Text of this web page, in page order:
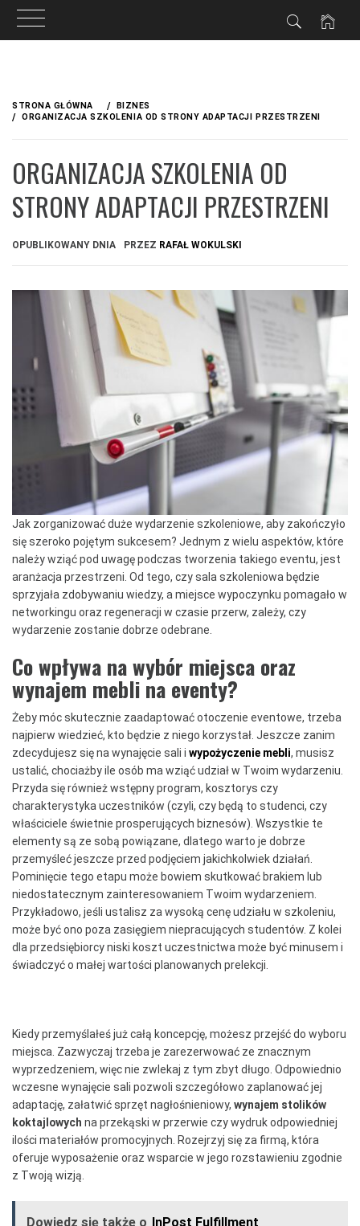
treściSTRONA GŁÓWNA
BIZNES
ORGANIZACJA SZKOLENIA OD STRONY ADAPTACJI PRZESTRZENI
ORGANIZACJA SZKOLENIA OD
STRONY ADAPTACJI PRZESTRZENI
OPUBLIKOWANY DNIA PRZEZ RAFAŁ WOKULSKI
Jak zorganizować duże wydarzenie szkoleniowe, aby zakończyło
się szeroko pojętym sukcesem? Jednym z wielu aspektów, które
należy wziąć pod uwagę podczas tworzenia takiego eventu, jest
aranżacja przestrzeni. Od tego, czy sala szkoleniowa będzie
sprzyjała zdobywaniu wiedzy, a miejsce wypoczynku pomagało w
networkingu oraz regeneracji w czasie przerw, zależy, czy
wydarzenie zostanie dobrze odebrane.
Co wpływa na wybór miejsca oraz
wynajem mebli na eventy?
Żeby móc skutecznie zaadaptować otoczenie eventowe, trzeba
najpierw wiedzieć, kto będzie z niego korzystał. Jeszcze zanim
zdecydujesz się na wynajęcie sali i wypożyczenie mebli, musisz
ustalić, chociażby ile osób ma wziąć udział w Twoim wydarzeniu.
Przyda się również wstępny program, kosztorys czy
charakterystyka uczestników (czyli, czy będą to studenci, czy
właściciele świetnie prosperujących biznesów). Wszystkie te
elementy są ze sobą powiązane, dlatego warto je dobrze
przemyśleć jeszcze przed podjęciem jakichkolwiek działań.
Pominięcie tego etapu może bowiem skutkować brakiem lub
niedostatecznym zainteresowaniem Twoim wydarzeniem.
Przykładowo, jeśli ustalisz za wysoką cenę udziału w szkoleniu,
może być ono poza zasięgiem niepracujących studentów. Z kolei
dla przedsiębiorcy niski koszt uczestnictwa może być minusem i
świadczyć o małej wartości planowanych prelekcji.
Kiedy przemyślałeś już całą koncepcję, możesz przejść do wyboru
miejsca. Zazwyczaj trzeba je zarezerwować ze znacznym
wyprzedzeniem, więc nie zwlekaj z tym zbyt długo. Odpowiednio
wczesne wynajęcie sali pozwoli szczegółowo zaplanować jej
adaptację, załatwić sprzęt nagłośnieniowy, wynajem stolików
koktajlowych na przekąski w przerwie czy wydruk odpowiedniej
ilości materiałów promocyjnych. Rozejrzyj się za firmą, która
oferuje wyposażenie oraz wsparcie w jego rozstawieniu zgodnie
z Twoją wizją.
Dowiedz się także o InPost Fulfillment